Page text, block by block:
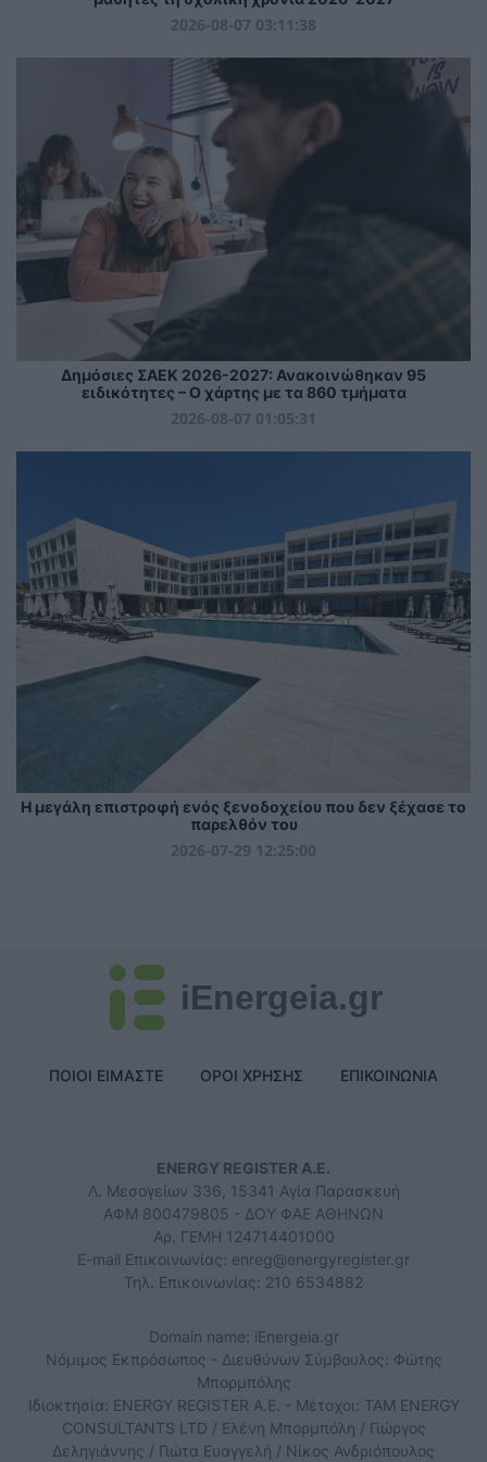
2026-08-07 03:11:38
Δημόσιες ΣΑΕΚ 2026-2027: Ανακοινώθηκαν 95
ειδικότητες – Ο χάρτης με τα 860 τμήματα
2026-08-07 01:05:31
Η μεγάλη επιστροφή ενός ξενοδοχείου που δεν ξέχασε το
παρελθόν του
2026-07-29 12:25:00
iEnergeia.gr
ΠΟΙΟΙ ΕΙΜΑΣΤΕ ΟΡΟΙ ΧΡΗΣΗΣ ΕΠΙΚΟΙΝΩΝΙΑ
ENERGY REGISTER Α.Ε.
Λ. Μεσογείων 336, 15341 Αγία Παρασκευή
ΑΦΜ 800479805 - ΔΟΥ ΦΑΕ ΑΘΗΝΩΝ
Αρ. ΓΕΜΗ 124714401000
E-mail Επικοινωνίας: enreg@energyregister.gr
Τηλ. Επικοινωνίας: 210 6534882
Domain name: iEnergeia.gr
Νόμιμος Εκπρόσωπος - Διευθύνων Σύμβουλος: Φώτης
Μπορμπόλης
Ιδιοκτησία: ENERGY REGISTER Α.Ε. - Μέτοχοι: TAM ENERGY
CONSULTANTS LTD / Ελένη Μπορμπόλη / Γιώργος
Δεληγιάννης / Γιώτα Ευαγγελή / Νίκος Ανδριόπουλος